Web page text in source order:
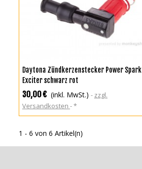
IN DEN WARENKORB
Daytona Zündkerzenstecker Power Spark
Exciter schwarz rot
30,00 € (inkl. MwSt.)
zzgl.
Versandkosten
*
1 - 6 von 6 Artikel(n)